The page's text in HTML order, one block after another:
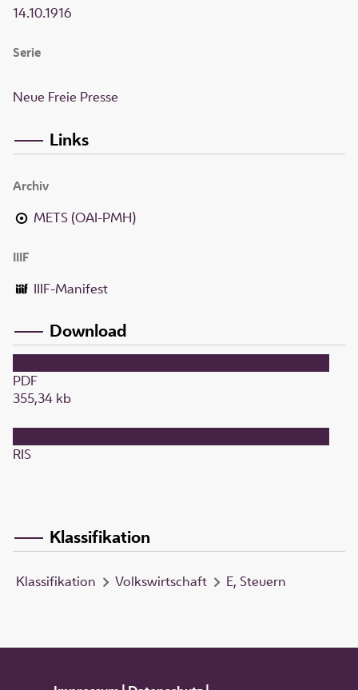
14.10.1916
Serie
Neue Freie Presse
Links
Archiv
METS (OAI-PMH)
IIIF
IIIF-Manifest
Download
PDF
355,34 kb
RIS
Klassifikation
Klassifikation Volkswirtschaft E, Steuern